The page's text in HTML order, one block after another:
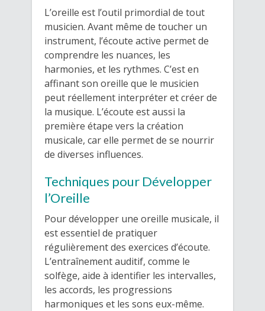
L’oreille est l’outil primordial de tout
musicien. Avant même de toucher un
instrument, l’écoute active permet de
comprendre les nuances, les
harmonies, et les rythmes. C’est en
affinant son oreille que le musicien
peut réellement interpréter et créer de
la musique. L’écoute est aussi la
première étape vers la création
musicale, car elle permet de se nourrir
de diverses influences.
Techniques pour Développer
l’Oreille
Pour développer une oreille musicale, il
est essentiel de pratiquer
régulièrement des exercices d’écoute.
L’entraînement auditif, comme le
solfège, aide à identifier les intervalles,
les accords, les progressions
harmoniques et les sons eux-même.